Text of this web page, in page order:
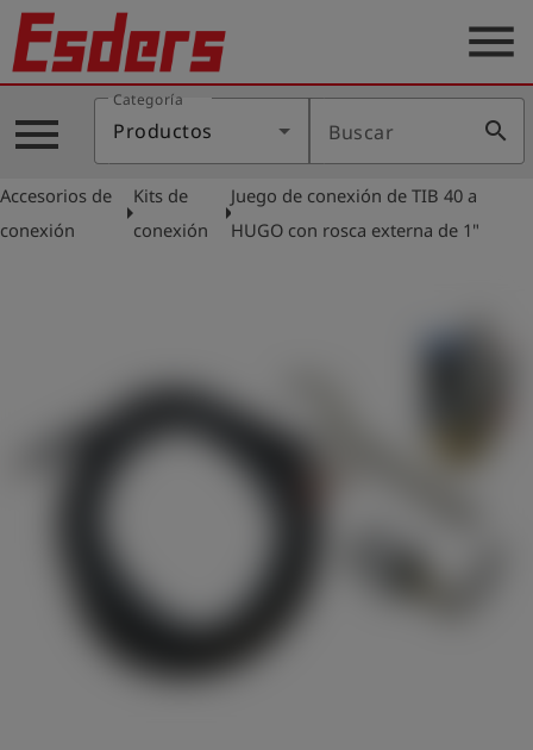
Productos
Blog
Aplicaciones
menu
menu
Categoría
Productos Buscar search
Accesorios de
conexión
arrow_right
Kits de
conexión
arrow_right
Juego de conexión de TIB 40 a
HUGO con rosca externa de 1"